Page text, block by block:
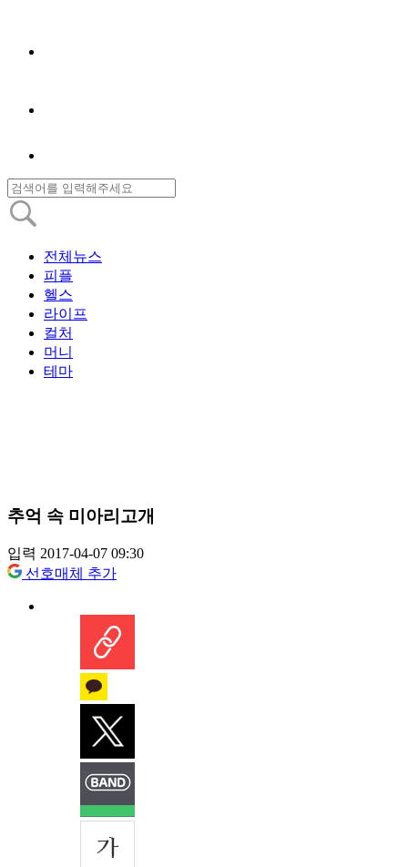
전체뉴스
피플
헬스
라이프
컬처
머니
테마
추억 속 미아리고개
입력 2017-04-07 09:30
선호매체 추가